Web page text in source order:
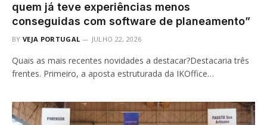
quem já teve experiências menos
conseguidas com software de planeamento”
BY VEJA PORTUGAL JULHO 22, 2026
Quais as mais recentes novidades a destacar?Destacaria três
frentes. Primeiro, a aposta estruturada da IKOffice…